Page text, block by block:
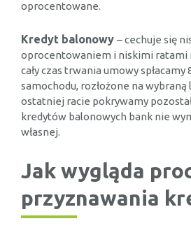
oprocentowane.
Kredyt balonowy – cechuje się
oprocentowaniem i niskimi ratami
cały czas trwania umowy spłacamy
samochodu, rozłożone na wybraną
ostatniej racie pokrywamy
kredytów balonowych bank nie
własnej.
Jak wygląda
przyznawania